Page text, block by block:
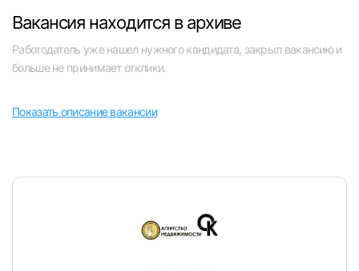
Челябинск
Пермь
Самара
Вход в личный кабинет
Вакансия находится в архиве
Работодатель уже нашел нужного кандидата, закрыл вакансию и
больше не принимает отклики.
Показать описание вакансии